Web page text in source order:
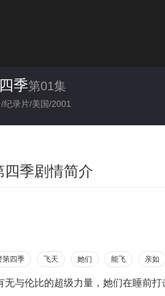
季第01集
/纪录片/美国/2001
季剧情简介
第四季 飞天 她们 能飞 亲如
无与伦比的超级力量，她们在睡前